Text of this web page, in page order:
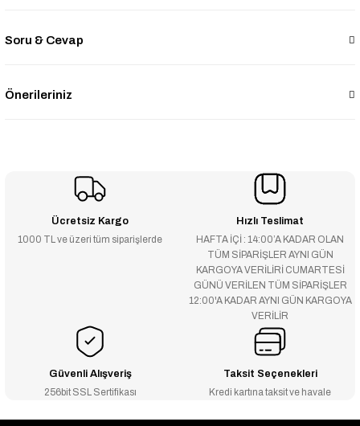
Soru & Cevap
Önerileriniz
Ücretsiz Kargo
1000 TL ve üzeri tüm siparişlerde
Hızlı Teslimat
HAFTA İÇİ : 14:00’A KADAR OLAN
TÜM SİPARİŞLER AYNI GÜN
KARGOYA VERİLİRİ CUMARTESİ
GÜNÜ VERİLEN TÜM SİPARİŞLER
12:00'A KADAR AYNI GÜN KARGOYA
VERİLİR
Güvenli Alışveriş
256bit SSL Sertifikası
Taksit Seçenekleri
Kredi kartına taksit ve havale